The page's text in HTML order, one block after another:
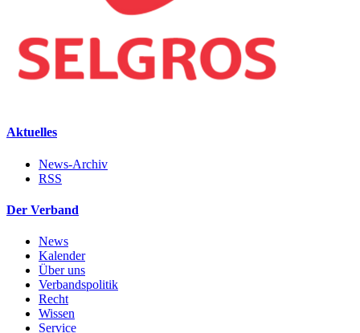
Aktuelles
News-Archiv
RSS
Der Verband
News
Kalender
Über uns
Verbandspolitik
Recht
Wissen
Service